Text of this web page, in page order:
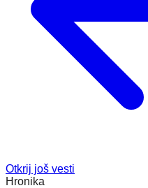
Otkrij još vesti
Hronika